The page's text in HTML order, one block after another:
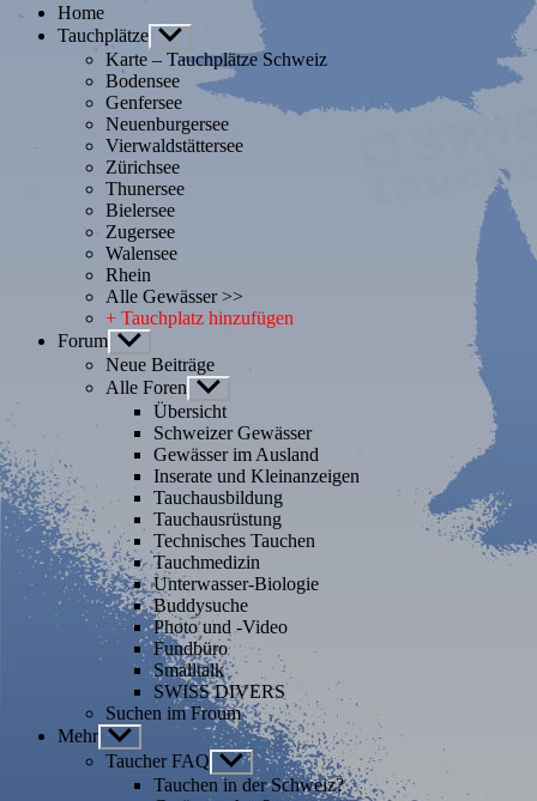
Home
Tauchplätze Untermenü
anzeigen
Karte – Tauchplätze Schweiz
Bodensee
Genfersee
Neuenburgersee
Vierwaldstättersee
Zürichsee
Thunersee
Bielersee
Zugersee
Walensee
Rhein
Alle Gewässer >>
+ Tauchplatz hinzufügen
Forum Untermenü
anzeigen
Neue Beiträge
Alle Foren Untermenü
anzeigen
Übersicht
Schweizer Gewässer
Gewässer im Ausland
Inserate und Kleinanzeigen
Tauchausbildung
Tauchausrüstung
Technisches Tauchen
Tauchmedizin
Unterwasser-Biologie
Buddysuche
Photo und -Video
Fundbüro
Smalltalk
SWISS DIVERS
Suchen im Froum
Mehr Untermenü
anzeigen
Taucher FAQ Untermenü
anzeigen
Tauchen in der Schweiz?